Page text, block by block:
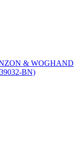
& WOGHAND
BN)